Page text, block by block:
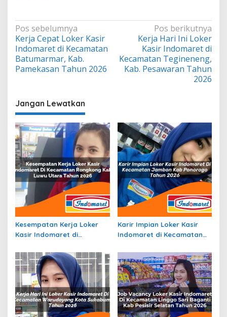
Navigasi
pos
Pos sebelumnya
Kerja Cepat Loker Kasir
Indomaret di Kecamatan
Batumarmar, Kab.
Pamekasan Tahun 2026
Pos berikutnya
Kerja Hari Ini Loker
Kasir Indomaret di
Kecamatan Tegineneng,
Kab. Pesawaran Tahun
2026
Jangan Lewatkan
Kesempatan Kerja Loker
Kasir Indomaret di
Luwu Utara Tahun 2026
Karir Impian Loker Kasir
Indomaret di Kecamatan
Tahun 2026